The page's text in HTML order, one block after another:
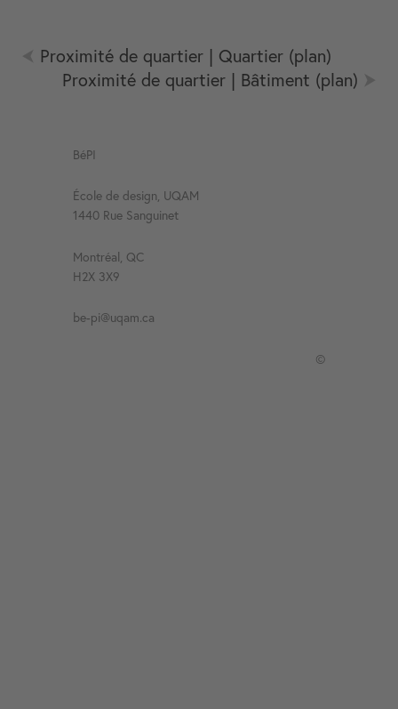
Proximité de quartier | Quartier (plan)
Proximité de quartier | Bâtiment (plan)
BéPI
École de design, UQAM
1440 Rue Sanguinet
Montréal, QC
H2X 3X9
be-pi@uqam.ca
©